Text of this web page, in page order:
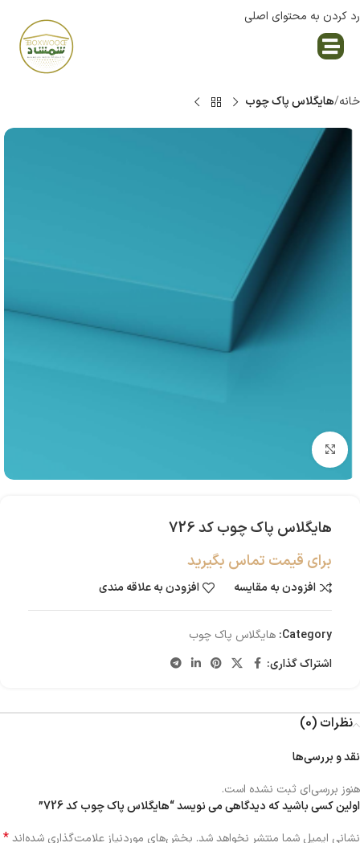
رد کردن به محتوای اصلی
خانه هایگلاس پاک چوب
بزرگنمایی تصویر
هایگلاس پاک چوب کد 726
برای قیمت تماس بگیرید
افزودن به مقایسه افزودن به علاقه مندی
Category: هایگلاس پاک چوب
اشتراک گذاری:
نظرات (0)
نقد و بررسی‌ها
هنوز بررسی‌ای ثبت نشده است.
اولین کسی باشید که دیدگاهی می نویسد “هایگلاس پاک چوب کد 726”
نشانی ایمیل شما منتشر نخواهد شد. بخش‌های موردنیاز علامت‌گذاری شده‌اند*